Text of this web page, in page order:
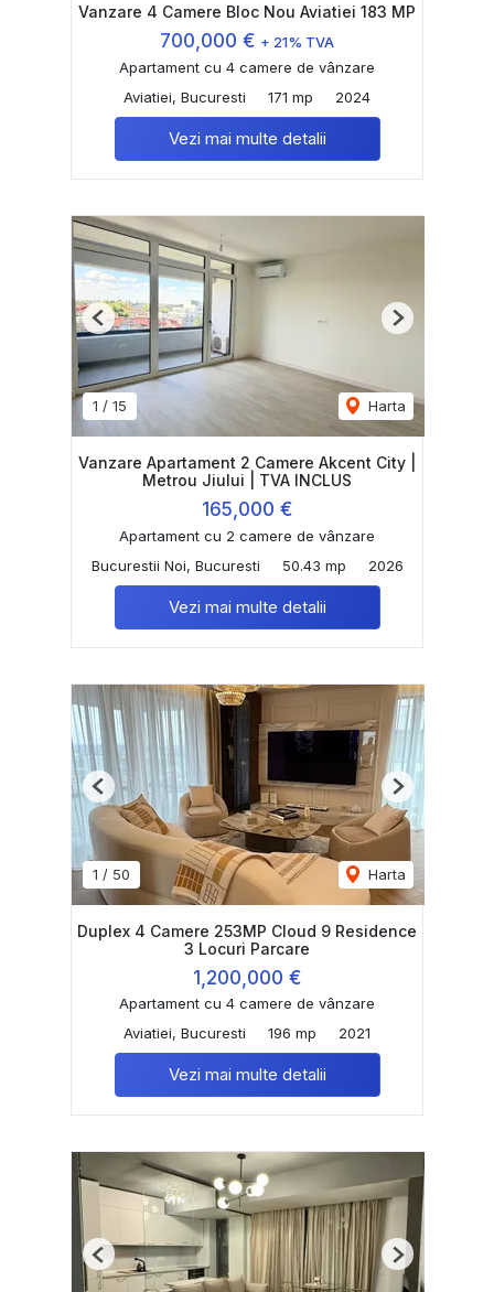
Vanzare 4 Camere Bloc Nou Aviatiei 183 MP
700,000 € + 21% TVA
Apartament cu 4 camere de vânzare
Aviatiei, Bucuresti
171 mp 2024
Vezi mai multe detalii
1 / 15 Harta
Previous Next
Vanzare Apartament 2 Camere Akcent City |
Metrou Jiului | TVA INCLUS
165,000 €
Apartament cu 2 camere de vânzare
Bucurestii Noi, Bucuresti
50.43 mp 2026
Vezi mai multe detalii
1 / 50 Harta
Previous Next
Duplex 4 Camere 253MP Cloud 9 Residence
3 Locuri Parcare
1,200,000 €
Apartament cu 4 camere de vânzare
Aviatiei, Bucuresti
196 mp 2021
Vezi mai multe detalii
Previous Next